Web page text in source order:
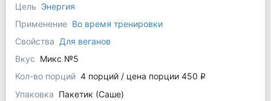
Цель Энергия
Применение Во время тренировки
Свойства Для веганов
Вкус Микс №5
Кол-во порций 4 порций / цена порции 450 q
Упаковка Пакетик (Саше)